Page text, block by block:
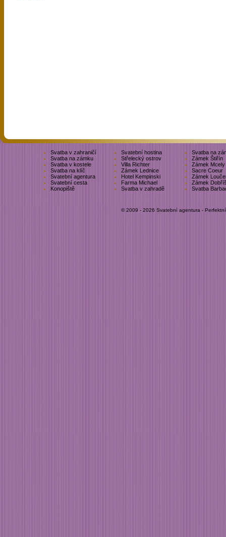
Svatba v zahraničí Svatební hostina
Svatba na
Svatba na zámku
Střelecký ostrov
Zámek Štiřín
Svatba v kostele
Villa Richter
Zámek Mcely
Svatba na klíč
Zámek Lednice
Sacre Coeur
Svatební agentura
Hotel Kempinski
Zámek
Svatební cesta
Farma Michael
Zámek
Konopiště
Svatba v zahradě Svatba
© 2009 - 2026 Svatební agentura -